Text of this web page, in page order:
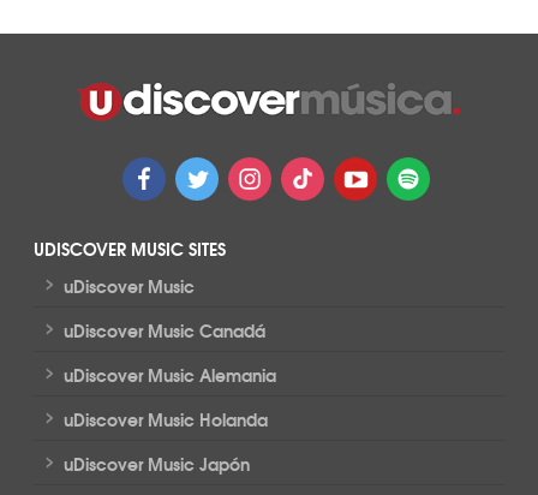
UDISCOVER MUSIC SITES
> uDiscover Music
> uDiscover Music Canadá
> uDiscover Music Alemania
> uDiscover Music Holanda
> uDiscover Music Japón